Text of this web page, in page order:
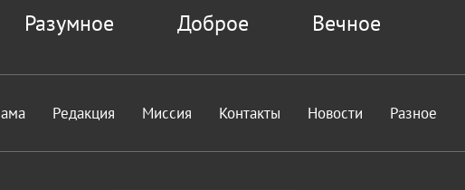
Разумное Доброе Вечное
Редакция Миссия Контакты Новости Разное